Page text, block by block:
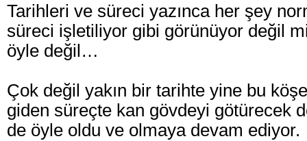
Tarihleri ve süreci yazınca her şey
süreci işletiliyor gibi görünüyor değil
öyle değil…
Çok değil yakın bir tarihte yine bu
giden süreçte kan gövdeyi götürecek
de öyle oldu ve olmaya devam ediyor.